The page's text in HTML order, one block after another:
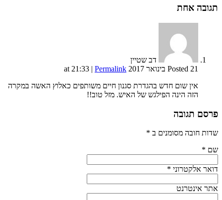
תגובה אחת
דב שטיין
Posted 21 בינואר 2017 at 21:33
| Permalink
אין שום חדש בהגדרת סגנון חיים משותפים כאלוץ האשה במקרה
הזה הינה הפילגש של האיש. מזל טוב!!
פרסם תגובה
שדות חובה מסומנים ב *
שם *
דואר אלקטרוני *
אתר אינטרנט